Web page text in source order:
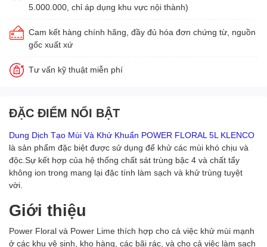
5.000.000, chỉ áp dụng khu vực nội thành)
Cam kết hàng chính hãng, đầy đủ hóa đơn chứng từ, nguồn
gốc xuất xứ
Tư vấn kỹ thuật miễn phí
ĐẶC ĐIỂM NỔI BẬT
Dung Dịch Tạo Mùi Và Khử Khuẩn POWER FLORAL 5L KLENCO
là sản phẩm đặc biệt được sử dụng để khử các mùi khó chịu và
độc.Sự kết hợp của hệ thống chất sát trùng bậc 4 và chất tẩy
không ion trong mang lại đặc tính làm sạch và khử trùng tuyệt
vời.
Giới thiệu
Power Floral và Power Lime thích hợp cho cả việc khử mùi mạnh
ở các khu vệ sinh, kho hàng, các bãi rác, và cho cả việc làm sạch